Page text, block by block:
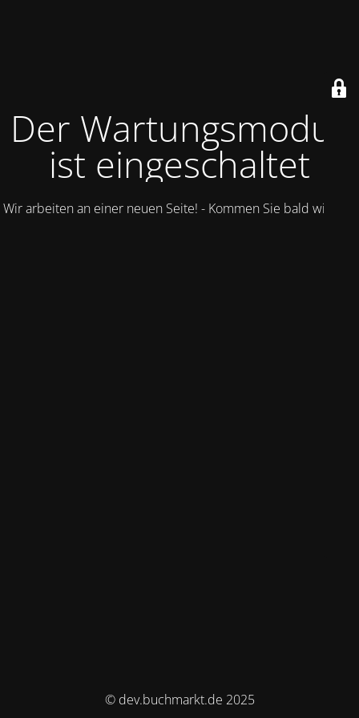
Der Wartungsmodus
ist eingeschaltet
Wir arbeiten an einer neuen Seite! - Kommen Sie bald wieder.
© dev.buchmarkt.de 2025